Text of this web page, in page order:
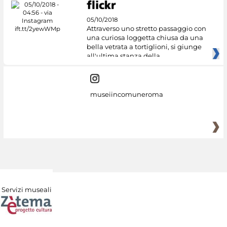
05/10/2018
Attraverso uno stretto passaggio con
una curiosa loggetta chiusa da una
bella vetrata a tortiglioni, si giunge
all'ultima stanza della
museiincomuneroma
Servizi museali